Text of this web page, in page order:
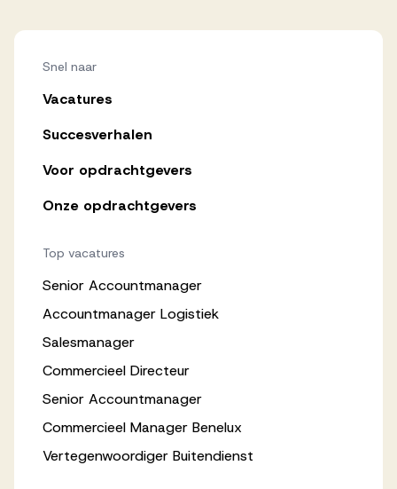
Snel naar
Vacatures
Succesverhalen
Voor opdrachtgevers
Onze opdrachtgevers
Top vacatures
Senior Accountmanager
Accountmanager Logistiek
Salesmanager
Commercieel Directeur
Senior Accountmanager
Commercieel Manager Benelux
Vertegenwoordiger Buitendienst